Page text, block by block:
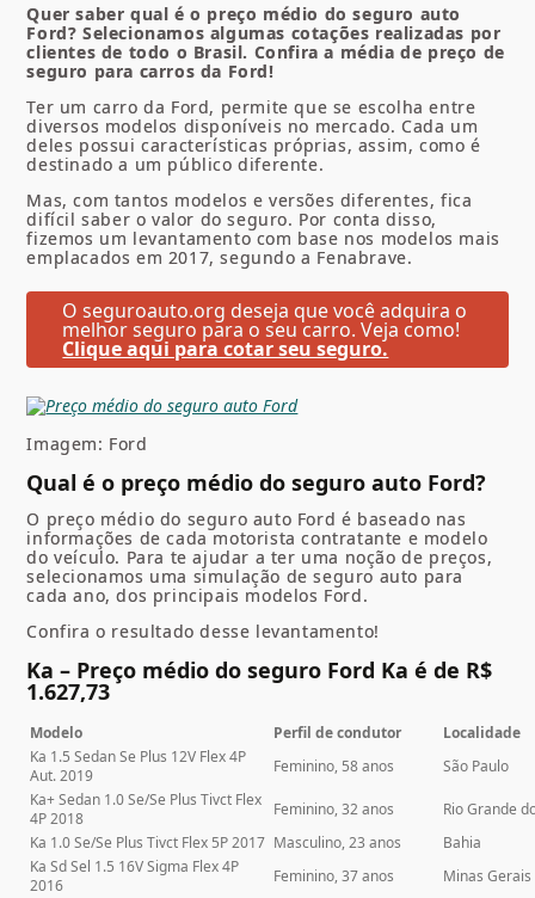
Quer saber qual é o preço médio do seguro auto
Ford? Selecionamos algumas cotações realizadas por
clientes de todo o Brasil. Confira a média de preço de
seguro para carros da Ford!
Ter um carro da Ford, permite que se escolha entre
diversos modelos disponíveis no mercado. Cada um
deles possui características próprias, assim, como é
destinado a um público diferente.
Mas, com tantos modelos e versões diferentes, fica
difícil saber o valor do seguro. Por conta disso,
fizemos um levantamento com base nos modelos mais
emplacados em 2017, segundo a Fenabrave.
O seguroauto.org deseja que você adquira o
melhor seguro para o seu carro. Veja como!
Clique aqui para cotar seu seguro.
Imagem: Ford
Qual é o preço médio do seguro auto Ford?
O preço médio do seguro auto Ford é baseado nas
informações de cada motorista contratante e modelo
do veículo. Para te ajudar a ter uma noção de preços,
selecionamos uma simulação de seguro auto para
cada ano, dos principais modelos Ford.
Confira o resultado desse levantamento!
Ka – Preço médio do seguro Ford Ka é de R$
1.627,73
Modelo Perfil de condutor
Localidade
Ka 1.5 Sedan Se Plus 12V Flex 4P
Aut. 2019
Feminino, 58 anos
São Paulo
Ka+ Sedan 1.0 Se/Se Plus Tivct Flex
4P 2018
Feminino, 32 anos
Rio Grande
Ka 1.0 Se/Se Plus Tivct Flex 5P 2017 Masculino, 23 anos
Bahia
Ka Sd Sel 1.5 16V Sigma Flex 4P
2016
Feminino, 37 anos
Minas Gerais